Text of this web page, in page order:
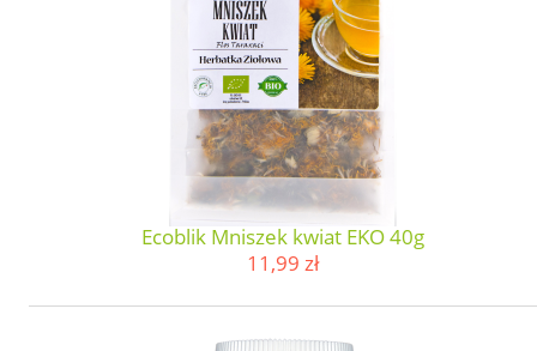
Ecoblik Mniszek kwiat EKO 40g
11,99 zł